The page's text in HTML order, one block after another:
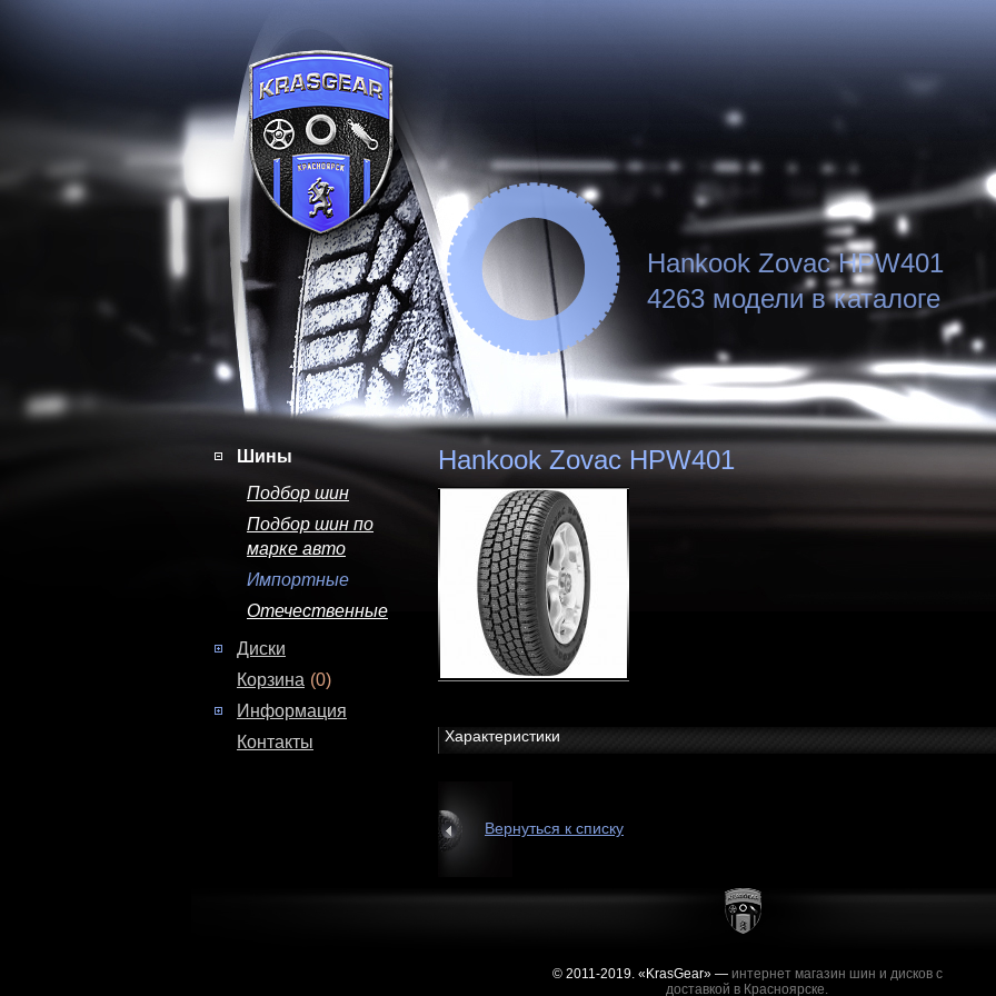
Hankook Zovac HPW401
4263 модели в каталоге
Шины
Подбор шин
Подбор шин по
марке авто
Импортные
Отечественные
Диски
Корзина (0)
Информация
Контакты
Hankook Zovac HPW401
Характеристики
Вернуться к списку
© 2011-2019. «KrasGear» — интернет магазин шин и дисков с
доставкой в Красноярске.